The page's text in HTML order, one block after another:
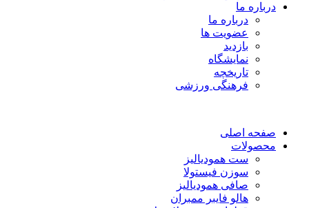
درباره ما
درباره ما
عضویت ها
بازدید
نمایشگاه
تاريخچه
فرهنگی ورزشی
صفحه اصلی
محصولات
ست همودیالیز
سوزن فیستولا
صافی همودیالیز
هالو فایبر ممبران